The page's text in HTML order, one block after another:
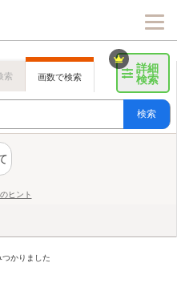
詳細
検索
索 画数で検索
検索
ヒント
かりました